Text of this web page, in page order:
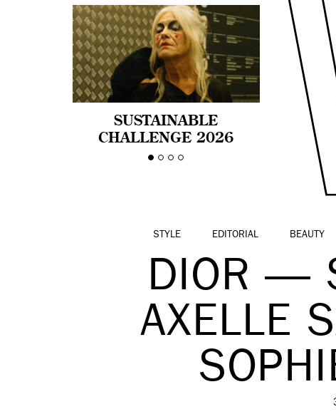
SUSTAINABLE
CHALLENGE 2026
CELEBRA LA
STYLE EDITORIAL BEAUTY
DIOR —
AXELLE